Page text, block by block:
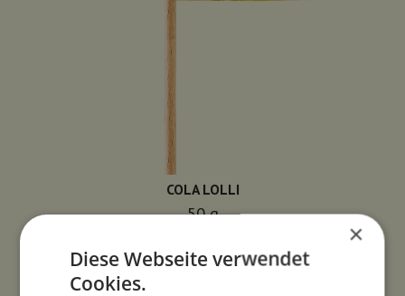
COLA LOLLI
50 g
3,90€ ×
Diese Webseite verwendet
Cookies.